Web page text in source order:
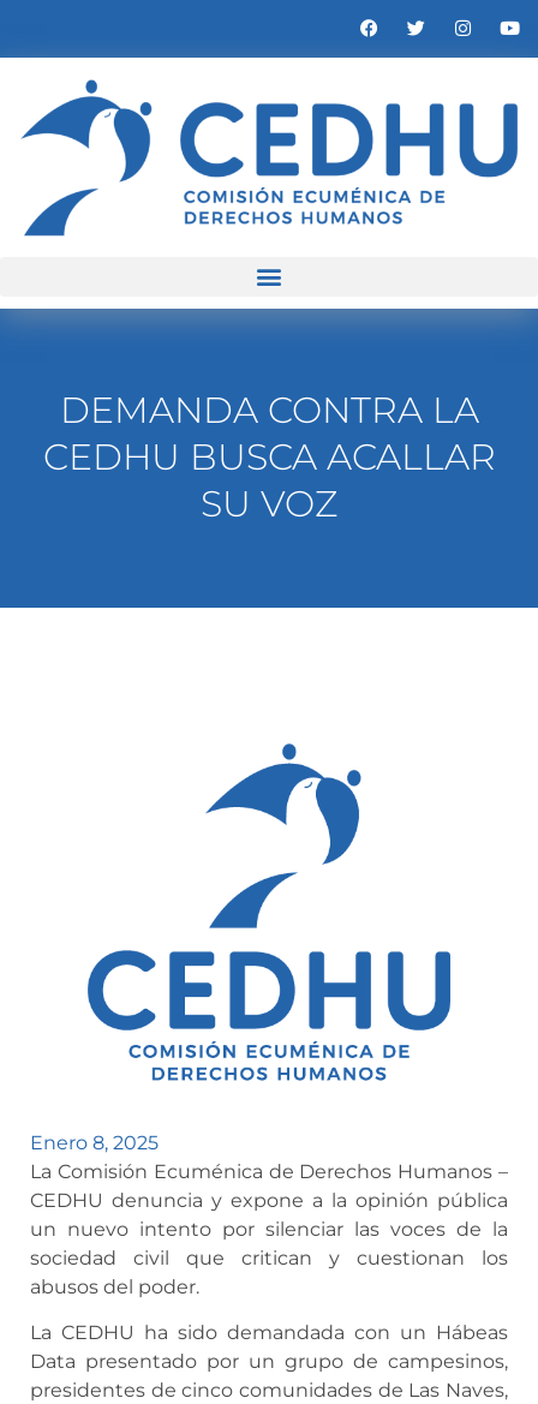
DEMANDA CONTRA LA
CEDHU BUSCA ACALLAR
SU VOZ
Enero 8, 2025
La Comisión Ecuménica de Derechos Humanos –
CEDHU denuncia y expone a la opinión pública
un nuevo intento por silenciar las voces de la
sociedad civil que critican y cuestionan los
abusos del poder.
La CEDHU ha sido demandada con un Hábeas
Data presentado por un grupo de campesinos,
presidentes de cinco comunidades de Las Naves,